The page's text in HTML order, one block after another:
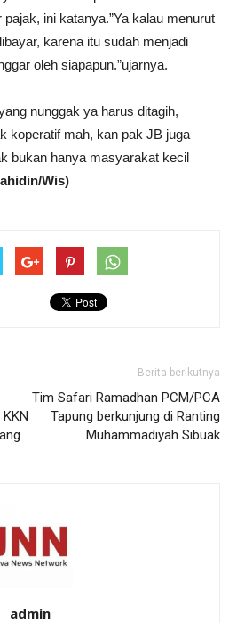
ini katanya.”Ya kalau menurut
karena itu sudah menjadi
oleh siapapun.”ujarnya.
nunggak ya harus ditagih,
koperatif mah, kan pak JB juga
bukan hanya masyarakat kecil
Wis)
Berita berikutnya
Tim Safari Ramadhan PCM/PCA
Tapung berkunjung di Ranting
Muhammadiyah Sibuak
admin